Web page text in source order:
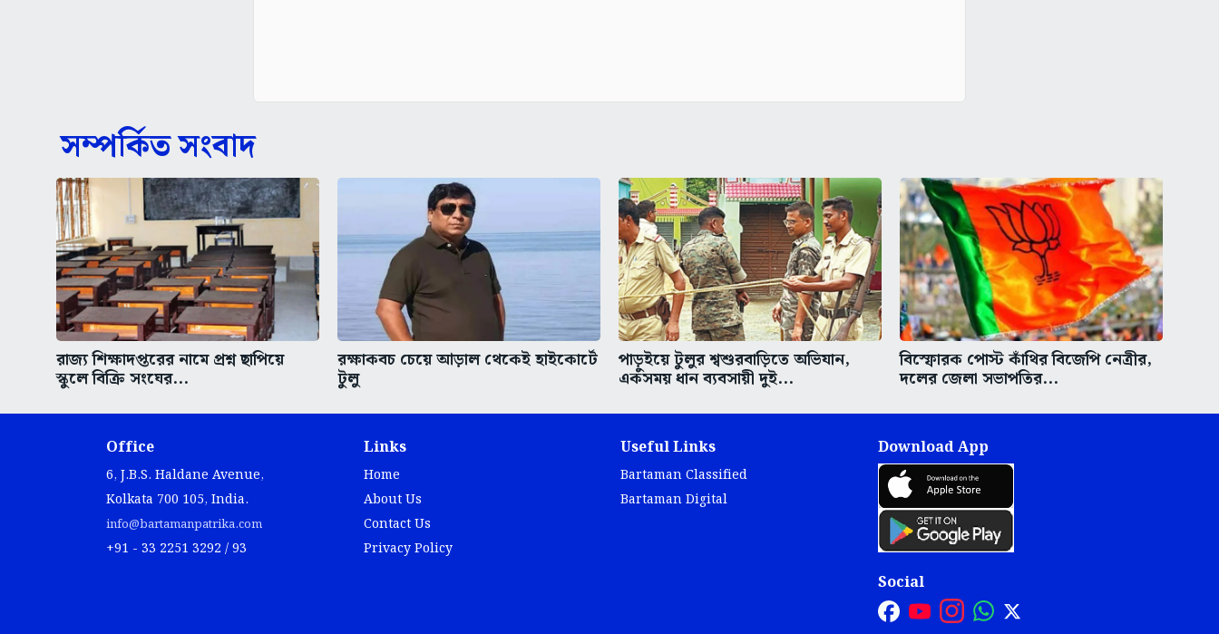
সম্পর্কিত সংবাদ
রাজ্য শিক্ষাদপ্তরের নামে প্রশ্ন ছাপিয়ে
স্কুলে বিক্রি সংঘের...
রক্ষাকবচ চেয়ে আড়াল থেকেই হাইকোর্টে
টুলু
পাড়ুইয়ে টুলুর শ্বশুরবাড়িতে অভিযান,
একসময় ধান ব্যবসায়ী দুই...
বিস্ফোরক পোস্ট কাঁথির বিজেপি নেত্রীর,
দলের জেলা সভাপতির...
Office
6, J.B.S. Haldane Avenue,
Kolkata 700 105, India.
info@bartamanpatrika.com
+91 - 33 2251 3292 / 93
Links
Home
About Us
Contact Us
Privacy Policy
Useful Links
Bartaman Classified
Bartaman Digital
Download App
Social